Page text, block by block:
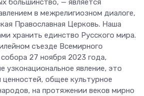
большинство, — является
в межрелигиозном диалоге,
Православная Церковь. Наша
хранить единство Русского мира.
съезде Всемирного
27 ноября 2023 года,
узконациональное явление, это
общее культурное
на протяжении веков мирно